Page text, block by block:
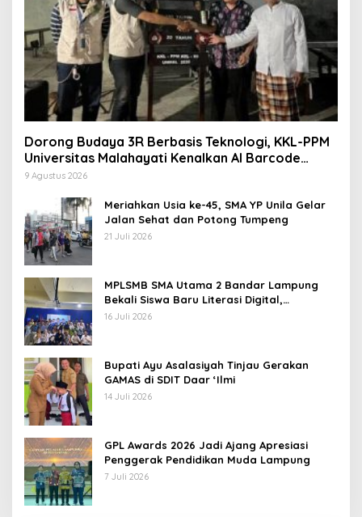
Dorong Budaya 3R Berbasis Teknologi, KKL-PPM
Universitas Malahayati Kenalkan AI Barcode
untuk Edukasi Sampah
9 Agustus 2026
Meriahkan Usia ke-45, SMA YP Unila Gelar
Jalan Sehat dan Potong Tumpeng
21 Juli 2026
MPLSMB SMA Utama 2 Bandar Lampung
Bekali Siswa Baru Literasi Digital,
Jurnalistik, dan Etika Bermedia Sosial
16 Juli 2026
Bupati Ayu Asalasiyah Tinjau Gerakan
GAMAS di SDIT Daar ‘Ilmi
14 Juli 2026
GPL Awards 2026 Jadi Ajang Apresiasi
Penggerak Pendidikan Muda Lampung
7 Juli 2026